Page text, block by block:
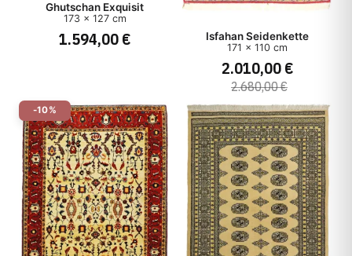
Ghutschan Exquisit
173 x 127 cm
1.594,00 € Isfahan Seidenkette
171 x 110 cm
2.010,00 €
2.680,00 €
-10%